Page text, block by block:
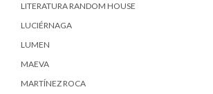
LITERATURA RANDOM HOUSE
LUCIÉRNAGA
LUMEN
MAEVA
MARTÍNEZ ROCA